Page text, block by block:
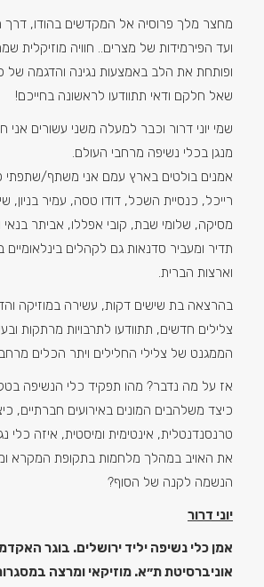
מחצר מלך פרוסיה אל המקדשים בהודו, דרך
ועד הפירמידות של מצרים.. חוויה מוזיקלית
ופותחת את הלב באמצעות נגינה והדגמה של
שאל חלקם ודאי תתוודעו לראשונה בחייכם!
שמי יוני דרור וכבר למעלה משני עשורים אני
מנגן בכלי נשיפה מרחבי העולם.
אמנים בולטים בארץ עמם אני משתף/שתפתי
רייכל, כנסיית השכל, דודו טסה, עמיר בניון,
מסיקה, שלומי שבת, קובי אפללו, אביתר בנאי
תדיר ומעביר סדנאות גם לקהלים בינלאומיים
וארצות הברית.
בהרצאה בת שישים דקות, עשירה במוזיקה
צלילים חדשים, תתוודעו לתרבויות מרתקות
הממגנט של צלילי החלילים ויתר הכלים
אז על מה נדבר? מהו תפקיד כלי הנשיפה
כיצד משלהבים המונים באירועים חברתיים,
טרנסנדנטלית, אינטימית ומיסטית, איזה כלי
את האויב במהלך מלחמות בתקופת המקרא
הנשמה לקנה של הסוף?
יוני דרור
אמן כלי נשיפה יליד ירושלים. בוגר
אוניברסיטת ת״א. מוזיקאי ומרצה